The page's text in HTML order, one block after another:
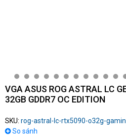
VGA ASUS ROG ASTRAL LC
32GB GDDR7 OC EDITION
SKU: rog-astral-lc-rtx5090-o32g-
So sánh